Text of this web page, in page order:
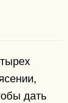
дать